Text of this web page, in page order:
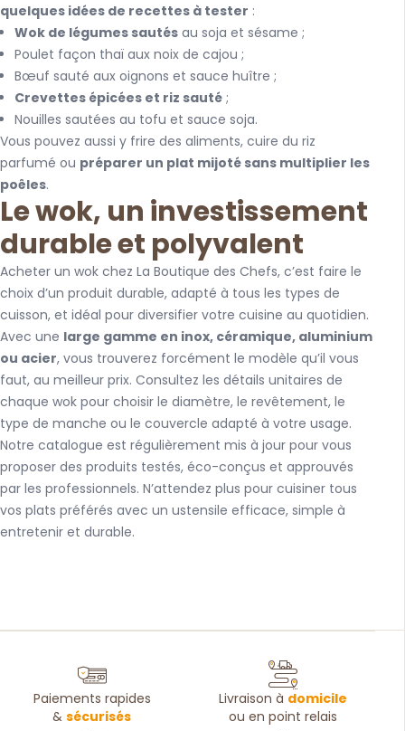
quelques idées de recettes à tester :
Wok de légumes sautés au soja et sésame ;
Poulet façon thaï aux noix de cajou ;
Bœuf sauté aux oignons et sauce huître ;
Crevettes épicées et riz sauté ;
Nouilles sautées au tofu et sauce soja.
Vous pouvez aussi y frire des aliments, cuire du riz
parfumé ou préparer un plat mijoté sans multiplier les
poêles.
Le wok, un investissement
durable et polyvalent
Acheter un wok chez La Boutique des Chefs, c’est faire le
choix d’un produit durable, adapté à tous les types de
cuisson, et idéal pour diversifier votre cuisine au quotidien.
Avec une large gamme en inox, céramique, aluminium
ou acier, vous trouverez forcément le modèle qu’il vous
faut, au meilleur prix. Consultez les détails unitaires de
chaque wok pour choisir le diamètre, le revêtement, le
type de manche ou le couvercle adapté à votre usage.
Notre catalogue est régulièrement mis à jour pour vous
proposer des produits testés, éco-conçus et approuvés
par les professionnels. N’attendez plus pour cuisiner tous
vos plats préférés avec un ustensile efficace, simple à
entretenir et durable.
Paiements rapides
&sécurisés
Livraison à domicile
ou en point relais